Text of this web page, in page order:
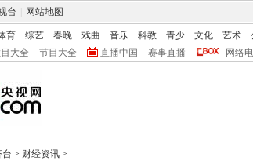
台 网站地图
育 综艺 春晚 戏曲 音乐 科教 青少 文化 艺术
大全 节目大全 直播中国 赛事直播 网络
台 > 财经资讯 >